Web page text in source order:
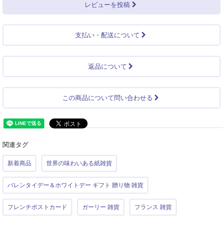
レビューを投稿
支払い・配送について
返品について
この商品について問い合わせる
関連タグ
新着商品 世界の味わいある紙雑貨
バレンタイデー＆ホワイトデー ギフト 贈り物 雑貨
フレンチポストカード ガーリー 雑貨 フランス 雑貨